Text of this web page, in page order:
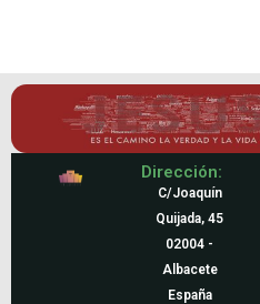
Dirección:
C/Joaquín
Quijada, 45
02004 -
Albacete
España